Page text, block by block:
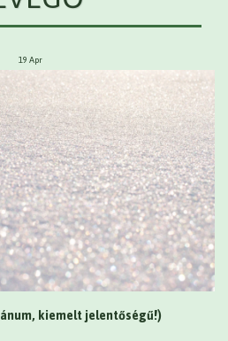
19 Apr
kiemelt jelentőségű!)